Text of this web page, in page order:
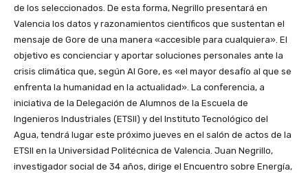
de los seleccionados. De esta forma, Negrillo presentará en
Valencia los datos y razonamientos científicos que sustentan el
mensaje de Gore de una manera «accesible para cualquiera». El
objetivo es concienciar y aportar soluciones personales ante la
crisis climática que, según Al Gore, es «el mayor desafío al que se
enfrenta la humanidad en la actualidad». La conferencia, a
iniciativa de la Delegación de Alumnos de la Escuela de
Ingenieros Industriales (ETSII) y del Instituto Tecnológico del
Agua, tendrá lugar este próximo jueves en el salón de actos de la
ETSII en la Universidad Politécnica de Valencia. Juan Negrillo,
investigador social de 34 años, dirige el Encuentro sobre Energía,